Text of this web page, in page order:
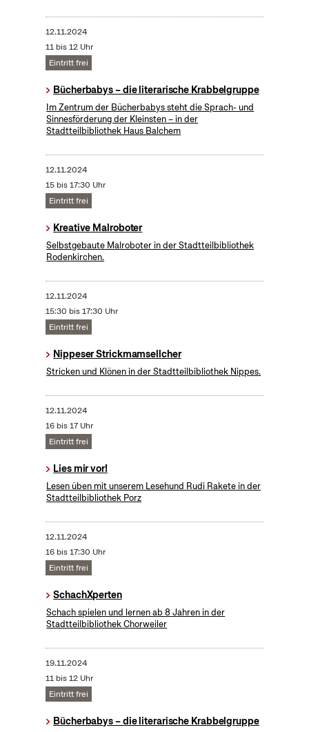
12.11.2024
11 bis 12 Uhr
Eintritt frei
Bücherbabys – die literarische Krabbelgruppe
Im Zentrum der Bücherbabys steht die Sprach- und
Sinnesförderung der Kleinsten – in der
Stadtteilbibliothek Haus Balchem
12.11.2024
15 bis 17:30 Uhr
Eintritt frei
Kreative Malroboter
Selbstgebaute Malroboter in der Stadtteilbibliothek
Rodenkirchen.
12.11.2024
15:30 bis 17:30 Uhr
Eintritt frei
Nippeser Strickmamsellcher
Stricken und Klönen in der Stadtteilbibliothek Nippes.
12.11.2024
16 bis 17 Uhr
Eintritt frei
Lies mir vor!
Lesen üben mit unserem Lesehund Rudi Rakete in der
Stadtteilbibliothek Porz
12.11.2024
16 bis 17:30 Uhr
Eintritt frei
SchachXperten
Schach spielen und lernen ab 8 Jahren in der
Stadtteilbibliothek Chorweiler
19.11.2024
11 bis 12 Uhr
Eintritt frei
Bücherbabys – die literarische Krabbelgruppe